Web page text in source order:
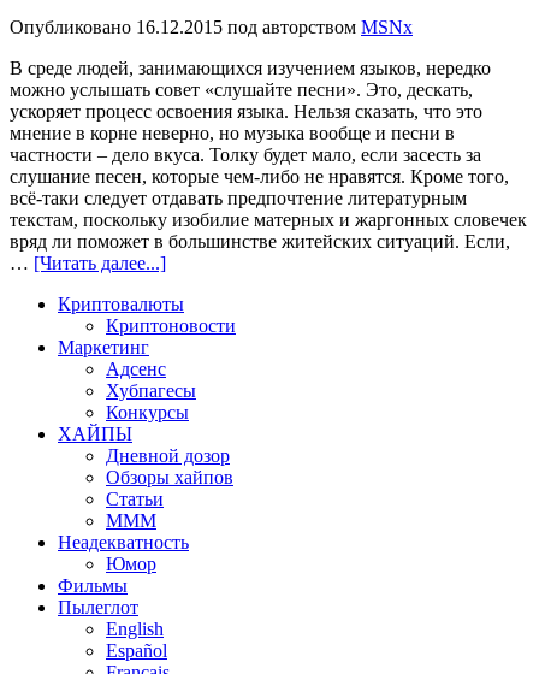
Опубликовано 16.12.2015 под авторством MSNx
В среде людей, занимающихся изучением языков, нередко
можно услышать совет «слушайте песни». Это, дескать,
ускоряет процесс освоения языка. Нельзя сказать, что это
мнение в корне неверно, но музыка вообще и песни в
частности – дело вкуса. Толку будет мало, если засесть за
слушание песен, которые чем-либо не нравятся. Кроме того,
всё-таки следует отдавать предпочтение литературным
текстам, поскольку изобилие матерных и жаргонных словечек
вряд ли поможет в большинстве житейских ситуаций. Если,
… [Читать далее...]
Криптовалюты
Криптоновости
Маркетинг
Адсенс
Хубпагесы
Конкурсы
ХАЙПЫ
Дневной дозор
Обзоры хайпов
Статьи
МММ
Неадекватность
Юмор
Фильмы
Пылеглот
English
Español